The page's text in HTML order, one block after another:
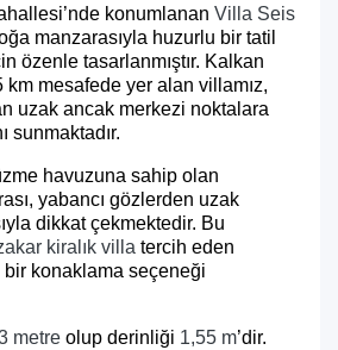
konumlanan Villa Seis
manzarasıyla huzurlu bir tatil
özenle tasarlanmıştır. Kalkan
km mesafede yer alan villamız,
uzak ancak merkezi noktalara
sunmaktadır.
havuzuna sahip olan
yabancı gözlerden uzak
dikkat çekmektedir. Bu
kiralık villa tercih eden
konaklama seçeneği
metre olup derinliği 1,55 m’dir.